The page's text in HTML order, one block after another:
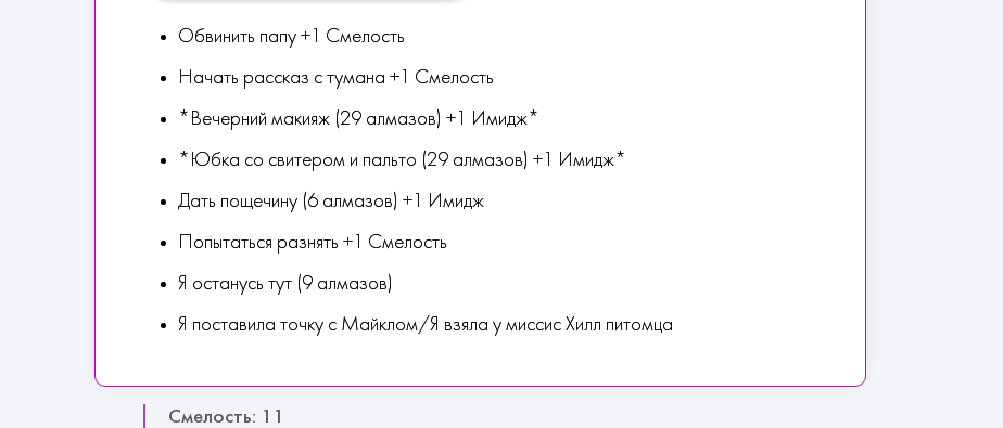
Обвинить папу +1 Смелость
Начать рассказ с тумана +1 Смелость
*Вечерний макияж (29 алмазов) +1 Имидж*
*Юбка со свитером и пальто (29 алмазов) +1 Имидж*
Дать пощечину (6 алмазов) +1 Имидж
Попытаться разнять +1 Смелость
Я останусь тут (9 алмазов)
Я поставила точку с Майклом/Я взяла у миссис Хилл питомца
Смелость: 11